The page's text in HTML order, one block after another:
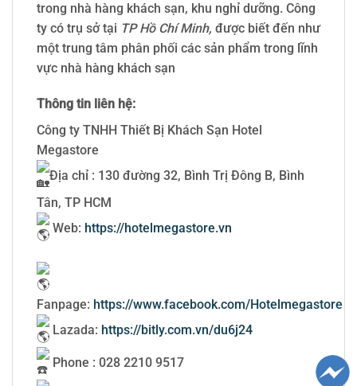
trong nhà hàng khách sạn, khu nghỉ dưỡng. Công
ty có trụ sở tại TP Hồ Chí Minh, được biết đến như
một trung tâm phân phối các sản phẩm trong lĩnh
vực nhà hàng khách sạn
Thông tin liên hệ:
Công ty TNHH Thiết Bị Khách Sạn Hotel
Megastore
Địa chỉ : 130 đường 32, Bình Trị Đông B, Bình
Tân, TP HCM
Web: https://hotelmegastore.vn
Fanpage: https://www.facebook.com/Hotelmegastore
Lazada: https://bitly.com.vn/du6j24
Phone : 028 2210 9517